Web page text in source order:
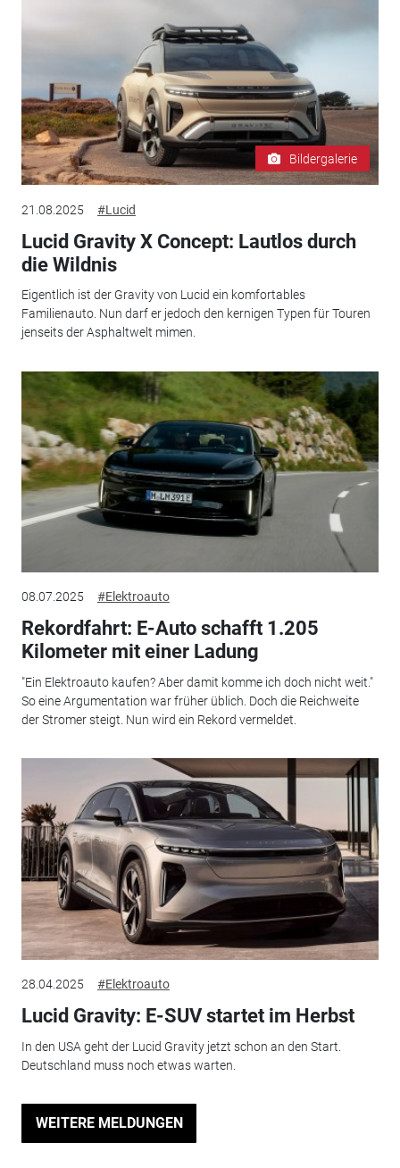
Bildergalerie
21.08.2025 #Lucid
Lucid Gravity X Concept: Lautlos durch
die Wildnis
Eigentlich ist der Gravity von Lucid ein komfortables
Familienauto. Nun darf er jedoch den kernigen Typen für Touren
jenseits der Asphaltwelt mimen.
08.07.2025 #Elektroauto
Rekordfahrt: E-Auto schafft 1.205
Kilometer mit einer Ladung
"Ein Elektroauto kaufen? Aber damit komme ich doch nicht weit."
So eine Argumentation war früher üblich. Doch die Reichweite
der Stromer steigt. Nun wird ein Rekord vermeldet.
28.04.2025 #Elektroauto
Lucid Gravity: E-SUV startet im Herbst
In den USA geht der Lucid Gravity jetzt schon an den Start.
Deutschland muss noch etwas warten.
WEITERE MELDUNGEN